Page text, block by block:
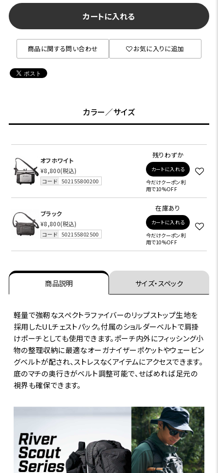
カートに入れる
商品に関する問い合わせ お気に入りに追加
カラー／サイズ
オフホワイト
¥8,800(税込)
コード 502155800200
残りわずか
カートに入れる
今だけクーポン利
用で10%OFF
ブラック
¥8,800(税込)
コード 502155802500
在庫あり
カートに入れる
今だけクーポン利
用で10%OFF
商品説明 サイズ・スペック
軽量で強靭なスペクトラファイバーのリップストップ生地を
採用したULチェストパック。付属のショルダーベルトで肩掛
けポーチとしても使用できます。ポーチ内外にフィッシング小
物の整理収納に最適なオーガナイザーポケットやウェービン
グベルトが配され、ストレスなくアイテムにアクセスできます。
底のマチの奥行きがベルト調整可能で、せばめれば足元の
視界も確保できます。